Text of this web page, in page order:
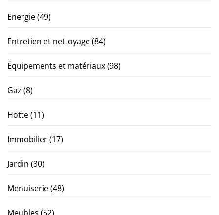
Energie(49)
Entretien et nettoyage(84)
Équipements et matériaux(98)
Gaz (8)
Hotte(11)
Immobilier(17)
Jardin (30)
Menuiserie(48)
Meubles (52)